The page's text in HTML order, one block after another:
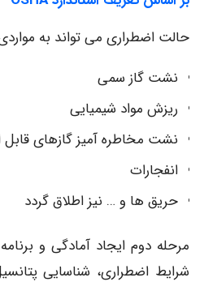
حالت اضطراری می تواند به
نشت گاز سمی
ریزش مواد شیمیایی
نشت مخاطره آمیز گازهای قابل
انفجارات
حریق ها و … نیز اطلاق گردد
مرحله دوم ایجاد آمادگی و
شرایط اضطراری، شناسایی